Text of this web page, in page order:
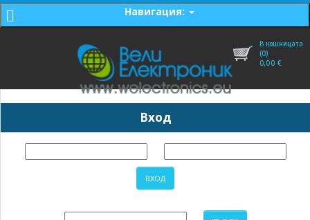
Навигация:
В кошницата
(0)
0,00 €
Вход